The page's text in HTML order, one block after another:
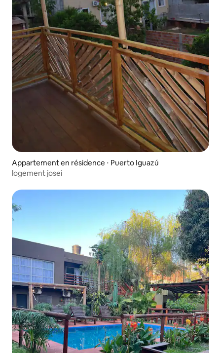
Appartement en résidence ⋅ Puerto Iguazú
logement josei